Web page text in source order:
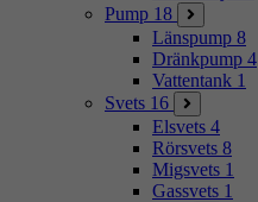
Pump 18
Länspump 8
Dränkpump 4
Vattentank 1
Svets 16
Elsvets 4
Rörsvets 8
Migsvets 1
Gassvets 1